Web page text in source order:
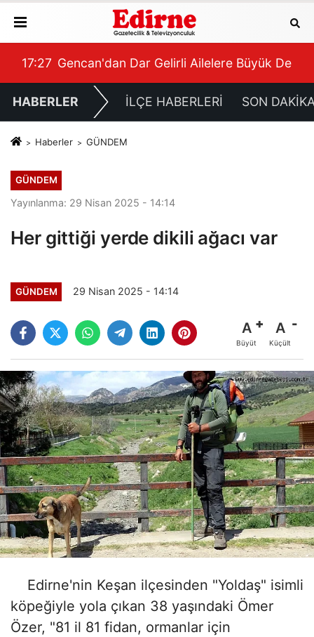
17:27 Gencan'dan Dar Gelirli Ailelere Büyük
HABERLER İLÇE HABERLERİ SON
Haberler GÜNDEM
GÜNDEM
Yayınlanma: 29 Nisan 2025 - 14:14
Her gittiği yerde dikili ağacı var
GÜNDEM 29 Nisan 2025 - 14:14
A
Büyüt
A
Küçült
Edirne'nin Keşan ilçesinden "Yoldaş" isimli
köpeğiyle yola çıkan 38 yaşındaki Ömer
Özer, "81 il 81 fidan, ormanlar için